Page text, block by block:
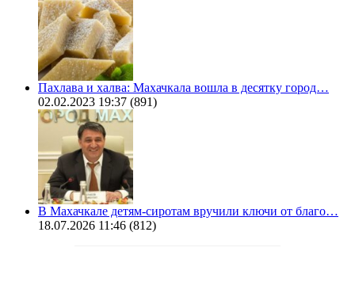
Пахлава и халва: Махачкала вошла в десятку город…
02.02.2023 19:37 (891)
В Махачкале детям-сиротам вручили ключи от благо…
18.07.2026 11:46 (812)